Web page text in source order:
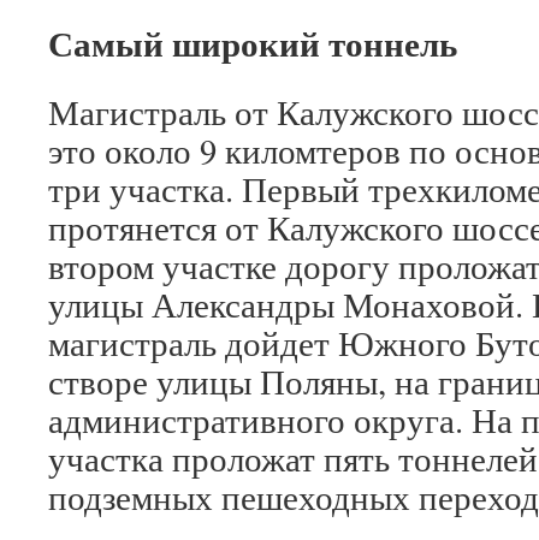
Самый широкий тоннель
Магистраль от Калужского
это около 9 киломтеров по
три участка. Первый
протянется от Калужского
втором участке дорогу
улицы Александры Монаховой.
магистраль дойдет Южного
створе улицы Поляны, на
административного округа. На
участка проложат пять
подземных пешеходных